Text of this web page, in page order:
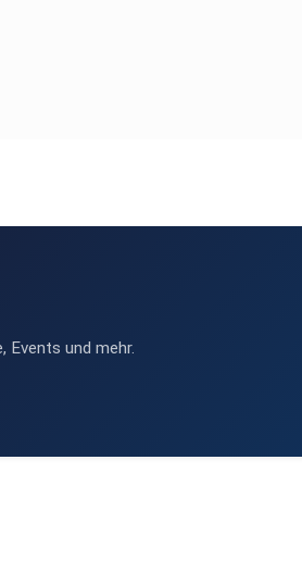
Events und mehr.